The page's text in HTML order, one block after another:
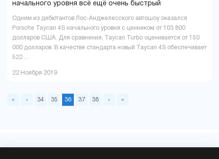
начального уровня всё ещё очень быстрый
Одним из дебютантов Лос-Анджелесского автошоу оказался
Porsche Taycan 4S начального уровня с ценником от 103 800
долларов США. Для сравнения, Taycan Turbo оценивается от 150
000 долларов. В качестве стандарта новый Taycan 4S обеспечивает
522 ...
22 Ноября 2019
« ‹ 34 35 36 37 38 › »